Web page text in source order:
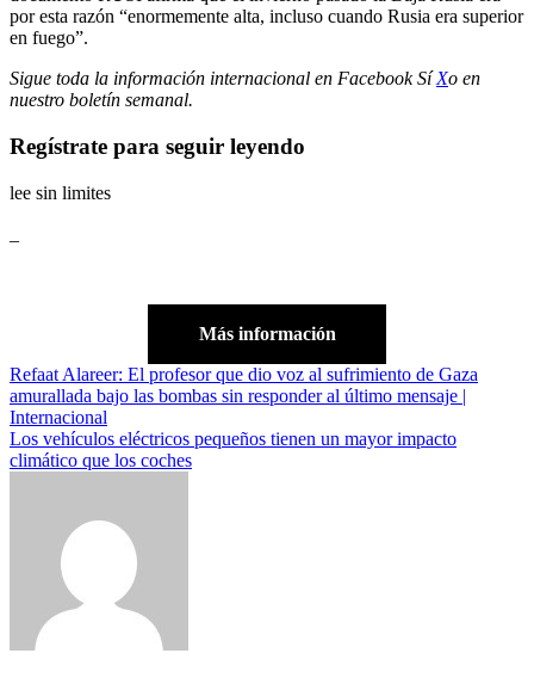
por esta razón “enormemente alta, incluso cuando Rusia era superior
en fuego”.
Sigue toda la información internacional en FacebookSíXo en
nuestro boletín semanal.
Regístrate para seguir leyendo
lee sin limites
Más información
Navegación
de
entradas
Refaat Alareer: El profesor que dio voz al sufrimiento de Gaza
amurallada bajo las bombas sin responder al último mensaje |
Internacional
Los vehículos eléctricos pequeños tienen un mayor impacto
climático que los coches